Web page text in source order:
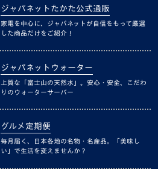
ジャパネットたかた公式通販
家電を中心に、ジャパネットが自信をもって厳選
した商品だけをご紹介！
ジャパネットウォーター
上質な「富士山の天然水」。安心・安全、こだわ
りのウォーターサーバー
グルメ定期便
毎月届く、日本各地の名物・名産品。「美味し
い」で生活を変えませんか？